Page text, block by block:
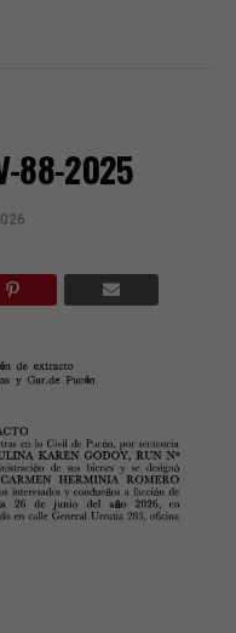
88-2025